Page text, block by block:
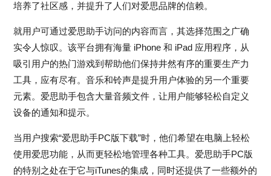
培养了社区感，并提升了人们对爱思品牌的信赖。
就用户可通过爱思助手访问的内容而言，其选择范围之广确
实令人惊叹。该平台拥有海量 iPhone 和 iPad 应用程序，从
吸引用户的热门游戏到帮助他们保持井然有序的重要生产力
工具，应有尽有。音乐和铃声是提升用户体验的另一个重要
元素。爱思助手包含大量音频文件，让用户能够轻松自定义
设备的通知和提示。
当用户搜索“爱思助手PC版下载”时，他们希望在电脑上轻松
使用爱思功能，从而更轻松地管理各种工具。爱思助手PC版
的特别之处在于它与iTunes的集成，同时还提供了一些额外的